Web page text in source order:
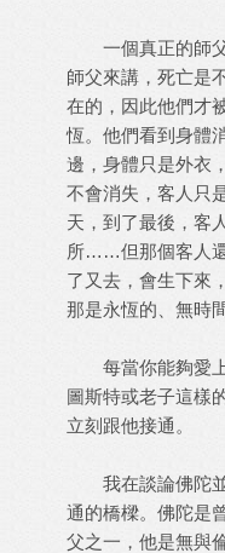
一個真正的師父
師父來講，死亡是
在的，因此他們才
恆。他們看到身體
邊，身體只是外衣
不會消失，客人只
天，到了最後，客
所……但那個客人
了又去，會生下來
那是永恆的、無時
每當你能夠愛上
圖斯特或老子這樣
立刻跟他接通。
我在談論佛陀並
通的橋樑。佛陀是
父之一，他是無與